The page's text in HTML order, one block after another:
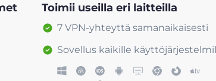
Toimii useilla eri laitteilla
7 VPN-yhteyttä samanaikaisesti
Sovellus kaikille